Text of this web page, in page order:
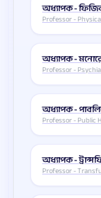
অধ্যাপক -
Professor -
অধ্যাপক -
Professor -
অধ্যাপক -
Professor - Public
অধ্যাপক -
Professor -